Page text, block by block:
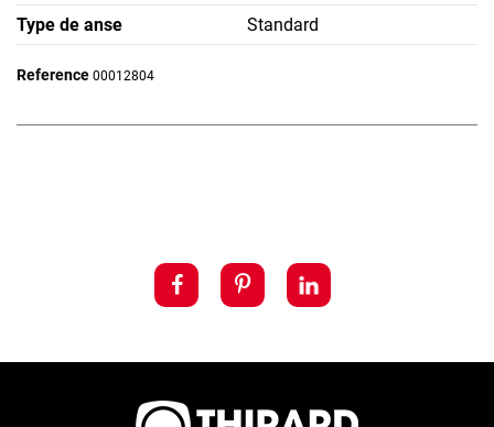
Type de anse
Standard
Reference 00012804